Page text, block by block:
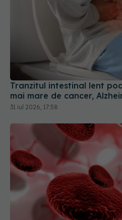
Tranzitul intestinal lent
mai mare de cancer,
31 iul 2026, 17:58